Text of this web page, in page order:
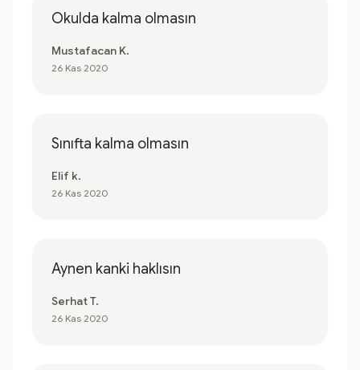
Okulda kalma olmasın
Mustafacan K.
26 Kas 2020
Sınıfta kalma olmasın
Elif k.
26 Kas 2020
Aynen kanki haklısın
Serhat T.
26 Kas 2020